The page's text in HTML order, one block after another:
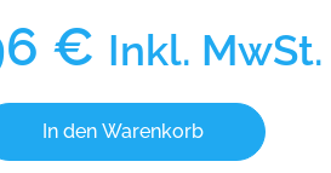
€ Inkl. MwSt.
In den Warenkorb